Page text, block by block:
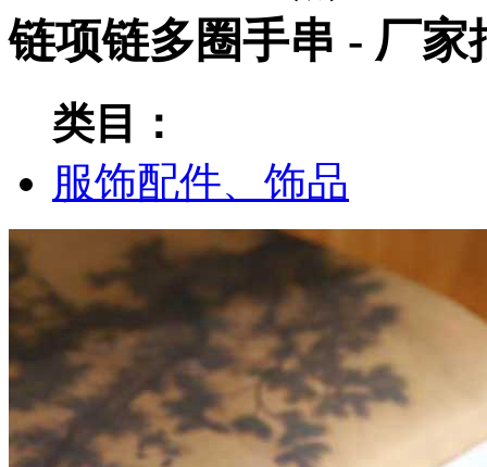
链项链多圈手串 - 厂家
类目：
服饰配件、饰品